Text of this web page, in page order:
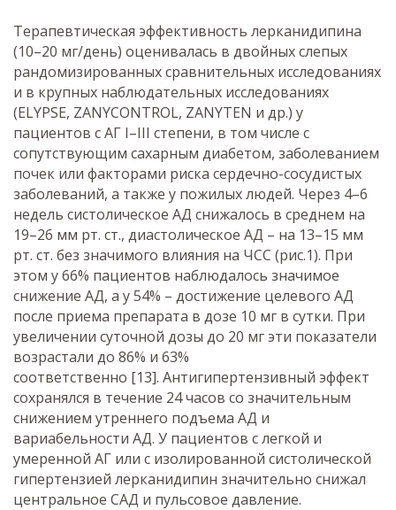
Терапевтическая эффективность лерканидипина
(10–20 мг/день) оценивалась в двойных слепых
рандомизированных сравнительных исследованиях
и в крупных наблюдательных исследованиях
(ELYPSE, ZANYCONTROL, ZANYTEN и др.) у
пациентов с АГ I–III степени, в том числе с
сопутствующим сахарным диабетом, заболеванием
почек или факторами риска сердечно-сосудистых
заболеваний, а также у пожилых людей. Через 4–6
недель систолическое АД снижалось в среднем на
19–26 мм рт. ст., диастолическое АД – на 13–15 мм
рт. ст. без значимого влияния на ЧСС (рис.1). При
этом у 66% пациентов наблюдалось значимое
снижение АД, а у 54% – достижение целевого АД
после приема препарата в дозе 10 мг в сутки. При
увеличении суточной дозы до 20 мг эти показатели
возрастали до 86% и 63%
соответственно [13]. Антигипертензивный эффект
сохранялся в течение 24 часов со значительным
снижением утреннего подъема АД и
вариабельности АД. У пациентов с легкой и
умеренной АГ или с изолированной систолической
гипертензией лерканидипин значительно снижал
центральное САД и пульсовое давление.